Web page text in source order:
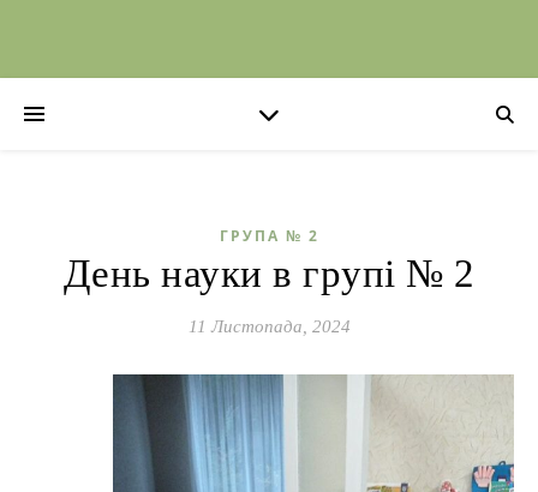
ГРУПА № 2
День науки в групі № 2
11 Листопада, 2024